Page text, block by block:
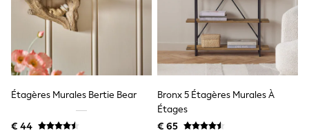
Coats & Jackets
Sweatshirts & Hoodies
Knitwear
Tops
Nightwear & Pyjamas
Jumpsuits & Playsuits
Jeans
Shirts & Blouses
Étagères Murales Bertie Bear
€ 44
Bronx 5 Étagères Murales À
Étages
€ 65